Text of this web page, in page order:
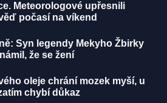
Meteorologové upřesnili
počasí na víkend
Syn legendy Mekyho Žbirky
že se žení
oleje chrání mozek myší, u
chybí důkaz